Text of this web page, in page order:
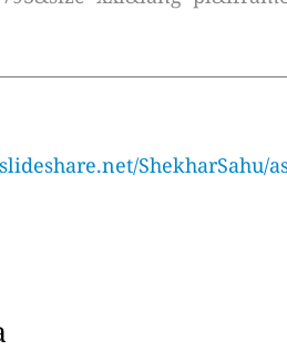
slideshare.net/ShekharSahu/